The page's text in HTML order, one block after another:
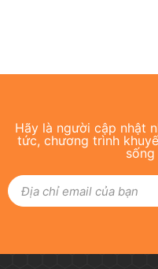
Hãy là người cập nhật
tức, chương trình
sống